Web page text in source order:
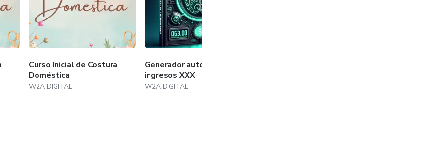
Curso Inicial de Costura
Doméstica
W2A DIGITAL
Generador automático de
ingresos XXX
W2A DIGITAL